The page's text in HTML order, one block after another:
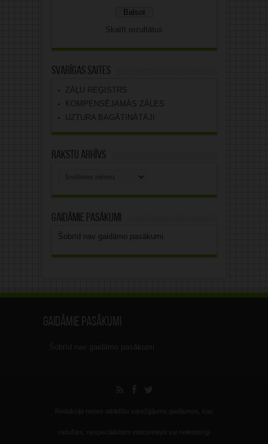
Skatīt rezultātus
Svarīgas saites
ZĀĻU REĢISTRS
KOMPENSĒJAMĀS ZĀLES
UZTURA BAGĀTINĀTĀJI
Rakstu arhīvs
Gaidāmie pasākumi
Šobrīd nav gaidāmo pasākumi.
Gaidāmie pasākumi
Šobrīd nav gaidāmo pasākumi.
Redakcija nenes atbildību sarežģījumu gadījumos, kas